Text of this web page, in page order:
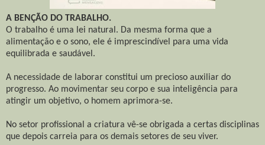
A BENÇÃO DO TRABALHO.
O trabalho é uma lei natural. Da mesma forma que a
alimentação e o sono, ele é imprescindível para uma vida
equilibrada e saudável.
A necessidade de laborar constitui um precioso auxiliar do
progresso. Ao movimentar seu corpo e sua inteligência para
atingir um objetivo, o homem aprimora-se.
No setor profissional a criatura vê-se obrigada a certas disciplinas
que depois carreia para os demais setores de seu viver.